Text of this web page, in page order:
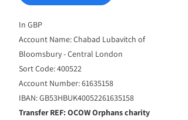
In GBP
Account Name: Chabad Lubavitch of
Bloomsbury - Central London
Sort Code: 400522
Account Number: 61635158
IBAN: GB53HBUK40052261635158
Transfer REF: OCOW Orphans charity